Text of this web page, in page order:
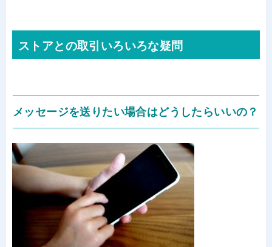
ストアとの取引いろいろな疑問
メッセージを送りたい場合はどうしたらいいの？